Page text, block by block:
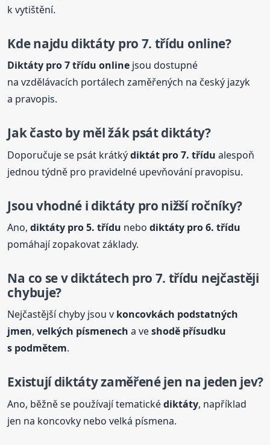
k vytištění.
Kde najdu diktáty pro 7. třídu online?
Diktáty pro 7 třídu online jsou dostupné
na vzdělávacích portálech zaměřených na český jazyk
a pravopis.
Jak často by měl žák psátdiktáty?
Doporučuje se psát krátkýdiktát pro 7. třídu alespoň
jednou týdně pro pravidelné upevňování pravopisu.
Jsou vhodné i diktátypro nižší ročníky?
Ano,diktáty pro 5. třídu nebodiktáty pro 6. třídu
pomáhají zopakovat základy.
Na co se v diktátech pro 7. třídu nejčastěji
chybuje?
Nejčastější chyby jsou v koncovkách podstatných
jmen,velkých písmenech a veshodě přísudku
s podmětem.
Existujídiktátyzaměřené jen na jeden jev?
Ano, běžně se používají tematickédiktáty, například
jen na koncovky nebo velká písmena.